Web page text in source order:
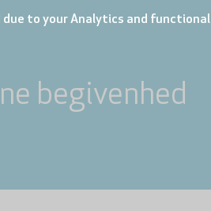
due to your Analytics and
begivenhed